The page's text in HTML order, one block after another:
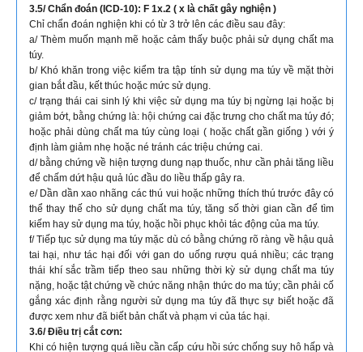
3.5/ Chẩn đoán (ICD-10): F 1x.2 ( x là chất gây nghiện )
Chỉ chẩn đoán nghiện khi có từ 3 trở lên các điều sau đây:
a/ Thèm muốn mạnh mẽ hoặc cảm thấy buộc phải sử dụng chất ma
túy.
b/ Khó khăn trong việc kiểm tra tập tính sử dụng ma túy về mặt thời
gian bắt đầu, kết thúc hoặc mức sử dụng.
c/ trạng thái cai sinh lý khi việc sử dụng ma túy bị ngừng lại hoặc bị
giảm bớt, bằng chứng là: hội chứng cai đặc trưng cho chất ma túy đó;
hoặc phải dùng chất ma túy cùng loại ( hoặc chất gần giống ) với ý
định làm giảm nhẹ hoặc né tránh các triệu chứng cai.
d/ bằng chứng về hiện tượng dung nạp thuốc, như cần phải tăng liều
để chấm dứt hậu quả lúc đầu do liều thấp gây ra.
e/ Dần dần xao nhãng các thú vui hoặc những thích thú trước đây có
thể thay thế cho sử dụng chất ma túy, tăng số thời gian cần để tìm
kiếm hay sử dụng ma túy, hoặc hồi phục khỏi tác động của ma túy.
f/ Tiếp tục sử dụng ma túy mặc dù có bằng chứng rõ ràng về hậu quả
tai hại, như tác hại đối với gan do uống rượu quá nhiều; các trạng
thái khí sắc trầm tiếp theo sau những thời kỳ sử dụng chất ma túy
nặng, hoặc tật chứng về chức năng nhận thức do ma túy; cần phải cố
gắng xác định rằng người sử dụng ma túy đã thực sự biết hoặc đã
được xem như đã biết bản chất và phạm vi của tác hại.
3.6/ Điều trị cắt cơn:
Khi có hiện tượng quá liều cần cấp cứu hồi sức chống suy hô hấp và